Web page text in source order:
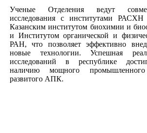
Ученые Отделения ведут
исследования с институтами
Казанским институтом биохимии и
и Институтом органической и
РАН, что позволяет эффективно
новые технологии. Успешная
исследований в республике
наличию мощного
развитого АПК.